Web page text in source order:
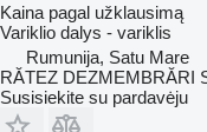
Kaina pagal užklausimą
Variklio dalys - variklis
Rumunija, Satu Mare
RĂTEZ DEZMEMBRĂRI
Susisiekite su pardavėju